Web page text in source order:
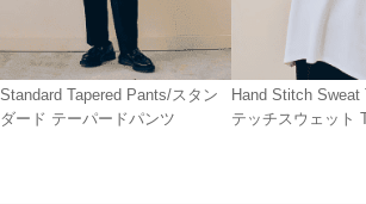
Standard Tapered Pants/スタン
ダード テーパードパンツ
Hand Stitch Sweat
テッチスウェット